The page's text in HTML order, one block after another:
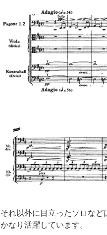
それ以外に目立ったソロな
かなり活躍しています。